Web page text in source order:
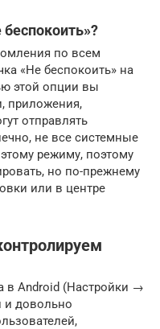
по всем
«Не беспокоить» на
этой опции вы
приложения,
отправлять
не все системные
режиму, поэтому
но по-прежнему
или в центре
в Android (Настройки →
и довольно